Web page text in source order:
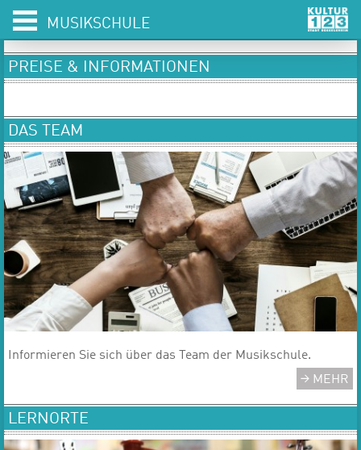
MUSIKSCHULE
PREISE & INFORMATIONEN
DAS TEAM
​​Informieren Sie sich über das Team der Musikschule.
MEHR
LERNORTE